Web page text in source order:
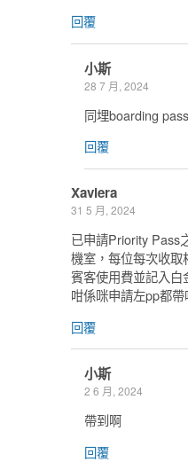
回覆
小斯
28 7 月, 2024
同埋boarding pass
回覆
Xaviera
31 5 月, 2024
已申請Priority Pass
機室，每位每次收
賓客使用費並記入白
咁係咪申請左pp都帶
回覆
小斯
2 6 月, 2024
帶到啊
回覆